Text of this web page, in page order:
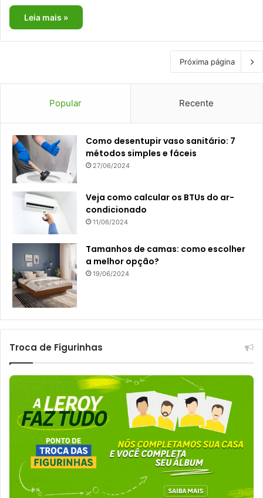
Leia mais »
Próxima página
Popular Recente
Como desentupir vaso sanitário: 7
métodos simples e fáceis
27/06/2024
Veja como calcular os BTUs do ar-
condicionado
11/06/2024
Tamanhos de camas: como escolher
a melhor opção?
19/06/2024
Troca de Figurinhas